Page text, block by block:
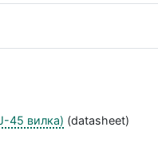
45 вилка) (datasheet)